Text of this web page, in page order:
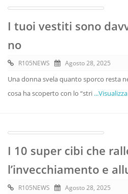
I tuoi vestiti sono
no
R105NEWS Agosto 28, 2025
Una donna svela quanto sporco resta
cosa ha scoperto con lo “stri
I 10 super cibi che
l’invecchiamento e
R105NEWS Agosto 28, 2025